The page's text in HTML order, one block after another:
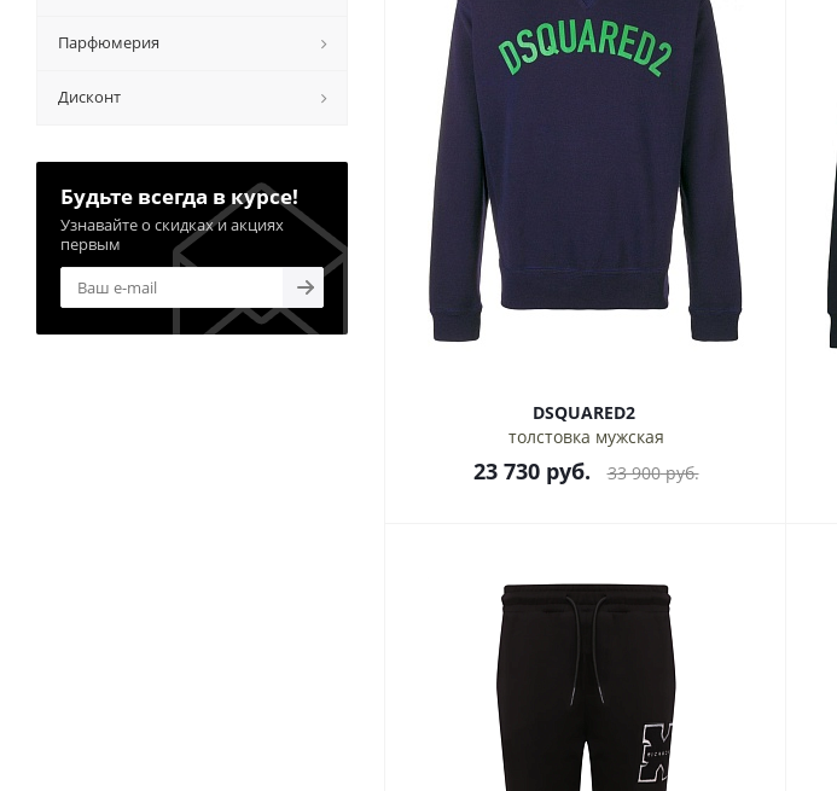
DSQUARED2
толстовка мужская
23 730руб. 33 900руб.
Парфюмерия
Дисконт
Будьте всегда в курсе!
Узнавайте о скидках и акциях
первым